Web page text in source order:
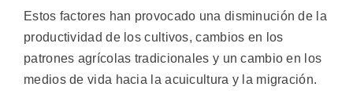
Estos factores han provocado una disminución de la
productividad de los cultivos, cambios en los
patrones agrícolas tradicionales y un cambio en los
medios de vida hacia la acuicultura y la migración.